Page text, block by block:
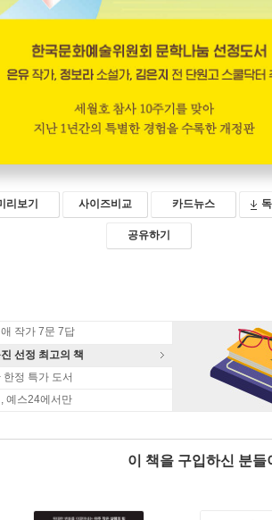
리보기 사이즈비교 카드뉴스
공유하기
작가 7문 7답
선정 최고의 책
한정 특가 도서
예스24에서만
이 책을 구입하신 분